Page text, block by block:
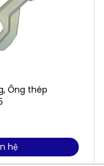
Ống thép
hệ